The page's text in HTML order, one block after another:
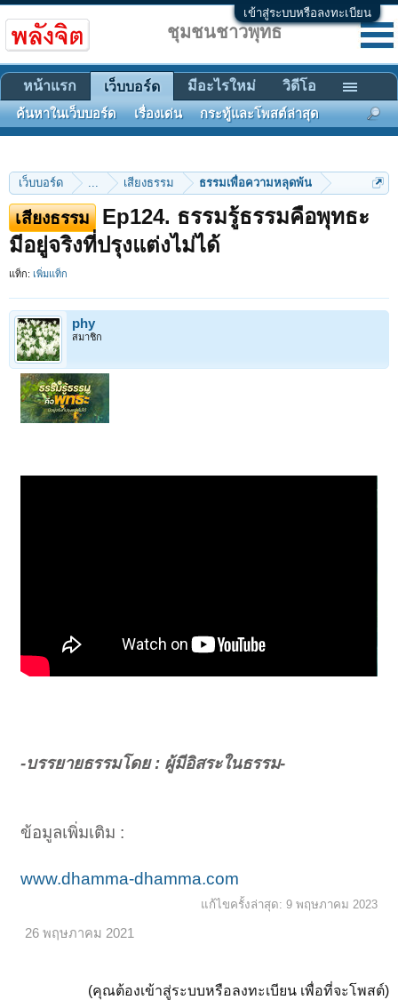
เข้าสู่ระบบหรือลงทะเบียน
เว็บบอร์ด ... เสียงธรรม ธรรมเพื่อความหลุดพ้น
เสียงธรรม
Ep124. ธรรมรู้ธรรมคือพุทธะ
มีอยู่จริงที่ปรุงแต่งไม่ได้
แท็ก: เพิ่มแท็ก
phy
สมาชิก
-บรรยายธรรมโดย : ผู้มีอิสระในธรรม-
ข้อมูลเพิ่มเติม :
www.dhamma-dhamma.com
แก้ไขครั้งล่าสุด: 9 พฤษภาคม 2023
26 พฤษภาคม 2021
(คุณต้องเข้าสู่ระบบหรือลงทะเบียน เพื่อที่จะโพสต์)
ชุมชนชาวพุทธ
หน้าแรก เว็บบอร์ด
ค้นหาในเว็บบอร์ด เรื่องเด่น กระทู้และโพสต์ล่าสุด
มีอะไรใหม่ วิดีโอ